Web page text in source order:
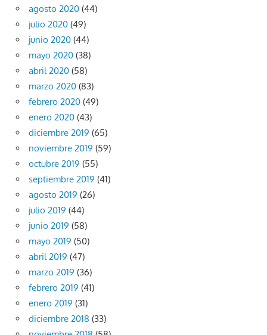
agosto 2020 (44)
julio 2020 (49)
junio 2020 (44)
mayo 2020 (38)
abril 2020 (58)
marzo 2020 (83)
febrero 2020 (49)
enero 2020 (43)
diciembre 2019 (65)
noviembre 2019 (59)
octubre 2019 (55)
septiembre 2019 (41)
agosto 2019 (26)
julio 2019 (44)
junio 2019 (58)
mayo 2019 (50)
abril 2019 (47)
marzo 2019 (36)
febrero 2019 (41)
enero 2019 (31)
diciembre 2018 (33)